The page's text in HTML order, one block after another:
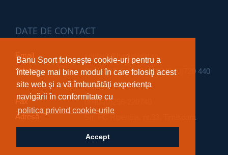
Banu Sport foloseşte cookie-uri pentru a
întelege mai bine modul în care folosiţi acest
site web şi a vă îmbunătăţi experienţa
navigării în conformitate cu
politica privind cookie-urile
Accept
DATE DE CONTACT
Email contact @banusport.ro
Telefon
0040-(0)256-220642; 0040-(0)720 440
720
Fax
0040-(0)256-220740
Adresă
Str. FC Ripensia, nr.33, Timisoara